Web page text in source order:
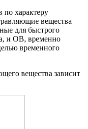
характеру
вещества
для быстрого
и ОВ, временно
временного
вещества зависит